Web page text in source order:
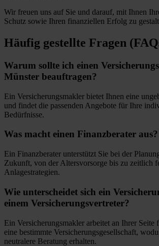
Wir freuen uns auf Sie und darauf, mit Ihnen
Schutz sowie Ihren finanziellen Erfolg zu
Häufig gestellte Fragen
Warum sollte ich einen
Münster beauftragen?
Ein Versicherungsmakler bietet Ihnen eine
und findet die passenden Angebote für Ihre
Bedürfnisse.
Was macht einen Finanzberater aus?
Ein Finanzberater unterstützt Sie bei der
Zukunft, von der Altersvorsorge bis zu zeitlich
Anlagestrategien.
Wie unterscheidet sich ein
einem Versicherungsvertreter?
Ein Versicherungsmakler arbeitet an Ihrer
eine bestimmte Versicherungsgesellschaft,
neutralere Beratung erhalten.